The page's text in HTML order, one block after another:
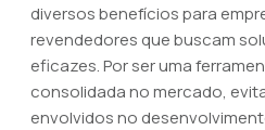
diversos benefícios para
revendedores que buscam
eficazes. Por ser uma
consolidada no mercado,
envolvidos no